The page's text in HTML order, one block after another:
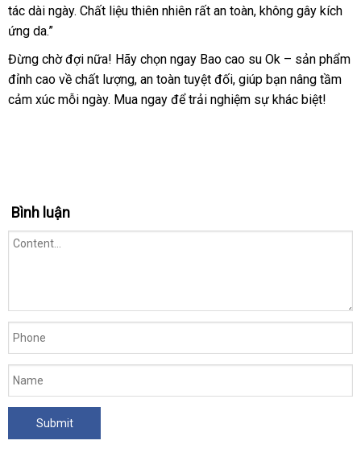
tác dài ngày. Chất liệu thiên nhiên rất an toàn, không gây kích
ứng da.”
Đừng chờ đợi nữa! Hãy chọn ngay Bao cao su Ok – sản phẩm
đỉnh cao về chất lượng, an toàn tuyệt đối, giúp bạn nâng tầm
cảm xúc mỗi ngày. Mua ngay để trải nghiệm sự khác biệt!
Bình luận